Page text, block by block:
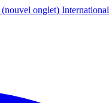
(nouvel onglet) International